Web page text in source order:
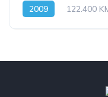
2009 122.400